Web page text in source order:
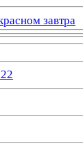
завтра